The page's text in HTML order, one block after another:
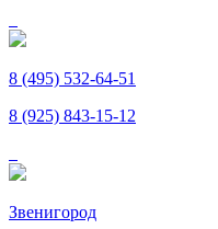
8 (495) 532-64-51
8 (925) 843-15-12
Звенигород